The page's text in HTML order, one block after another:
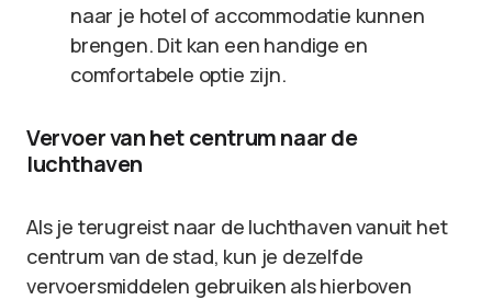
naar je hotel of accommodatie kunnen
brengen. Dit kan een handige en
comfortabele optie zijn.
Vervoer van het centrum naar de
luchthaven
Als je terugreist naar de luchthaven vanuit het
centrum van de stad, kun je dezelfde
vervoersmiddelen gebruiken als hierboven